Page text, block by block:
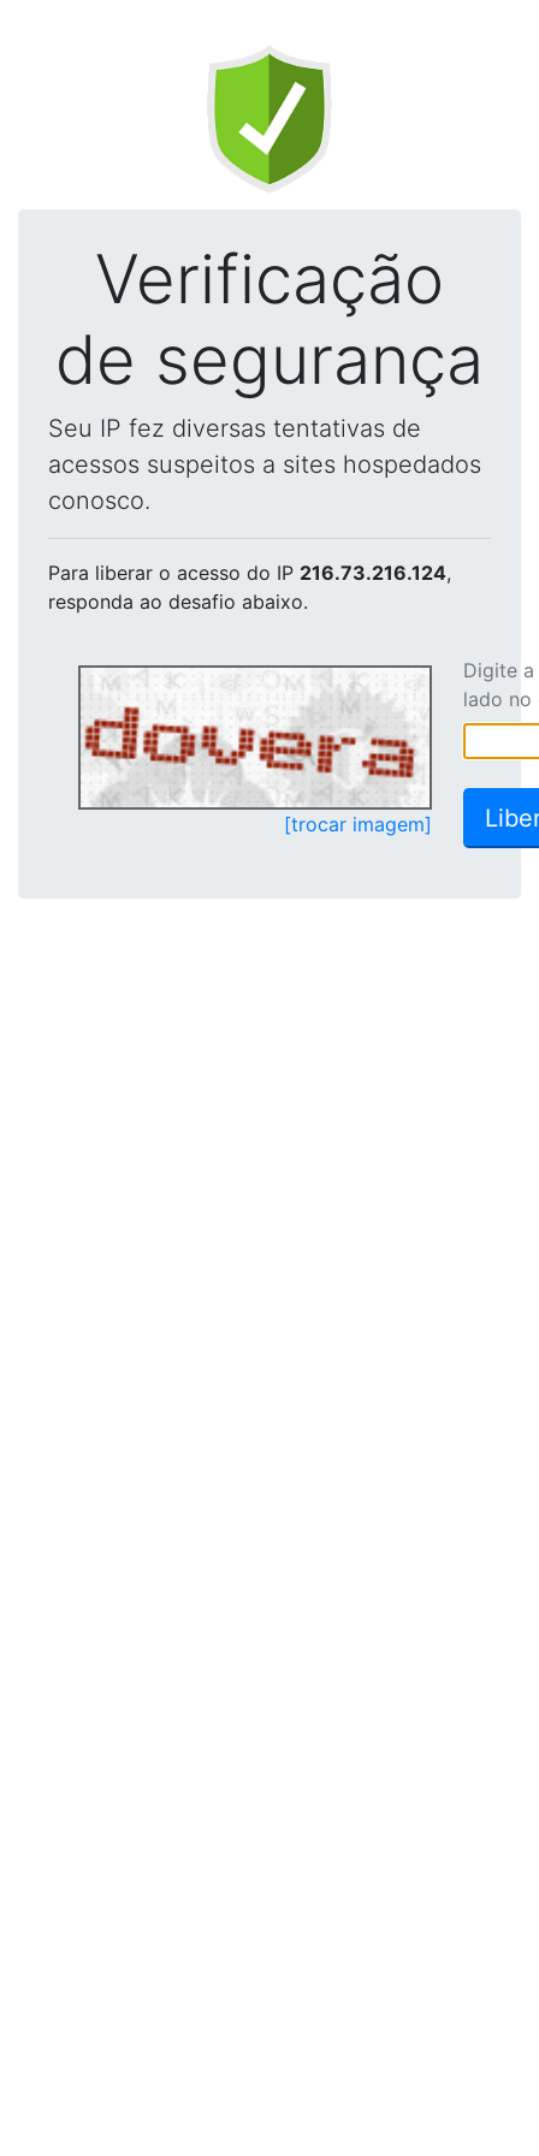
Verificação
de segurança
Seu IP fez diversas tentativas de
acessos suspeitos a sites hospedados
conosco.
Para liberar o acesso do IP 216.73.216.124,
responda ao desafio abaixo.
[trocar imagem]
Digite
lado no